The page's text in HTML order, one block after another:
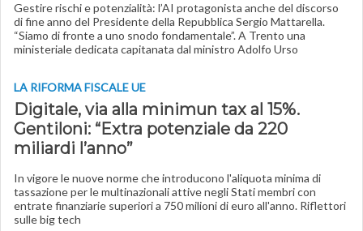
Gestire rischi e potenzialità: l’AI protagonista anche del discorso
di fine anno del Presidente della Repubblica Sergio Mattarella.
“Siamo di fronte a uno snodo fondamentale”. A Trento una
ministeriale dedicata capitanata dal ministro Adolfo Urso
LA RIFORMA FISCALE UE
Digitale, via alla minimun tax al 15%.
Gentiloni: “Extra potenziale da 220
miliardi l’anno”
In vigore le nuove norme che introducono l'aliquota minima di
tassazione per le multinazionali attive negli Stati membri con
entrate finanziarie superiori a 750 milioni di euro all'anno. Riflettori
sulle big tech